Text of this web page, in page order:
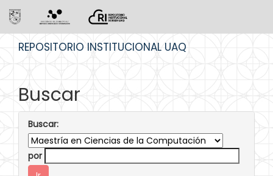
REPOSITORIO INSTITUCIONAL UAQ
Buscar
Buscar:
por